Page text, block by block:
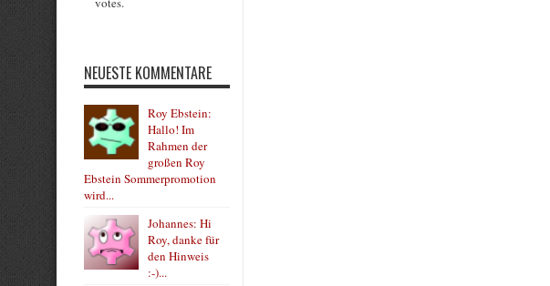
NEUESTE KOMMENTARE
Roy Ebstein:
Hallo! Im
Rahmen der
großen Roy
Ebstein Sommerpromotion
wird...
Johannes: Hi
Roy, danke für
den Hinweis
:-)...